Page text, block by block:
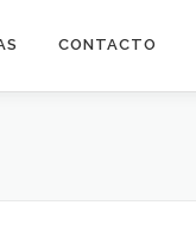
CONTACTO